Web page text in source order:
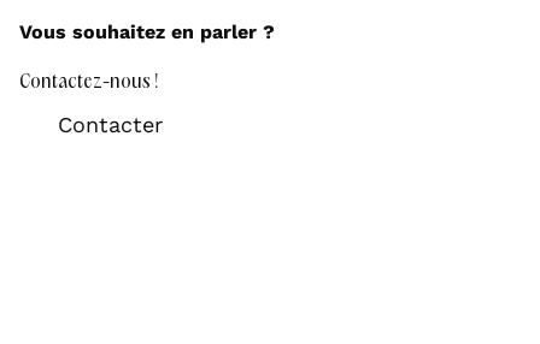
Vous souhaitez en parler ?
Contactez-nous !
Contacter